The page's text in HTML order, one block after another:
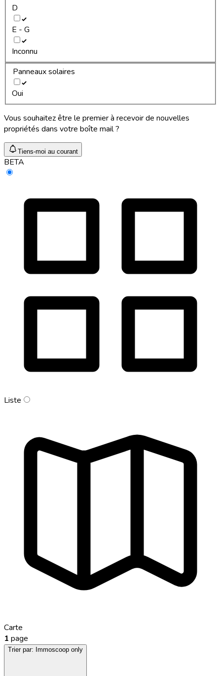
D
E - G
Inconnu
Panneaux solaires
Oui
Vous souhaitez être le premier à recevoir de nouvelles
propriétés dans votre boîte mail ?
Tiens-moi au courant
BETA
Liste
Carte
1 page
Trier par: Immoscoop only